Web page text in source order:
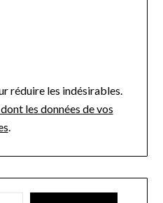
réduire les indésirables.
les données de vos
.